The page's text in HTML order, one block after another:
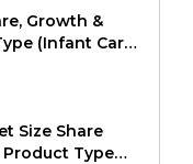
Growth &
(Infant Car
Seats, All-
Channel
(Residential,
Rental
Size Share
Product Type